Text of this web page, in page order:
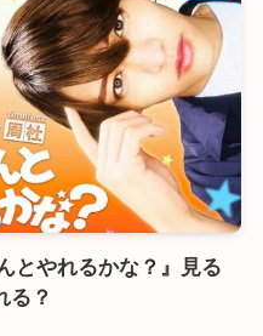
とやれるかな？』見る
る？